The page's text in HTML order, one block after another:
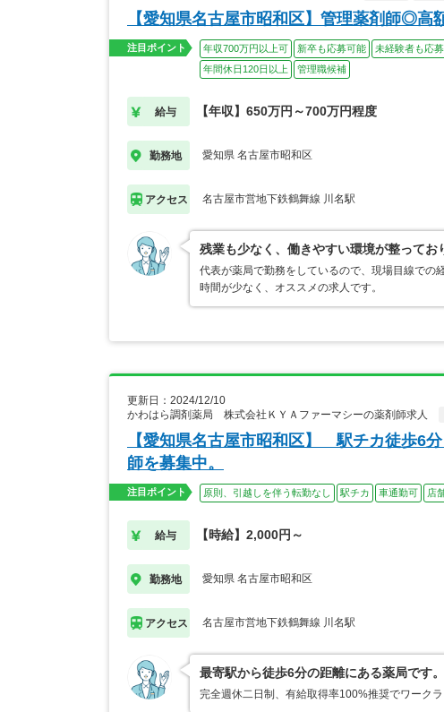
【愛知県名古屋市昭和区】管理薬剤師◎高
注目ポイント 年収700万円以上可 新卒も応募可能 未経験者も応
年間休日120日以上
管理職候補
給与 【年収】650万円～700万円程度
勤務地 愛知県 名古屋市昭和区
アクセス 名古屋市営地下鉄鶴舞線 川名駅
残業も少なく、働きやすい環境が整ってお
代表が薬局で勤務をしているので、現場目線での
時間が少なく、オススメの求人です。
更新日：2024/12/10
かわはら調剤薬局 株式会社ＫＹＡファーマシーの薬剤師求人
【愛知県名古屋市昭和区】 駅チカ徒歩6
師を募集中。
注目ポイント 原則、引越しを伴う転勤なし 駅チカ 車通勤可 店
給与 【時給】2,000円～
勤務地 愛知県 名古屋市昭和区
アクセス 名古屋市営地下鉄鶴舞線 川名駅
最寄駅から徒歩6分の距離にある薬局です。
完全週休二日制、有給取得率100%推奨でワーク